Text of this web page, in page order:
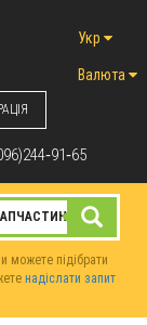
Укр
Валюта
можете підібрати
надіслати запит